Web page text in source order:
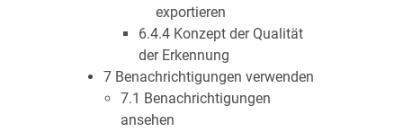
exportieren
6.4.4 Konzept der Qualität
der Erkennung
7 Benachrichtigungen verwenden
7.1 Benachrichtigungen
ansehen